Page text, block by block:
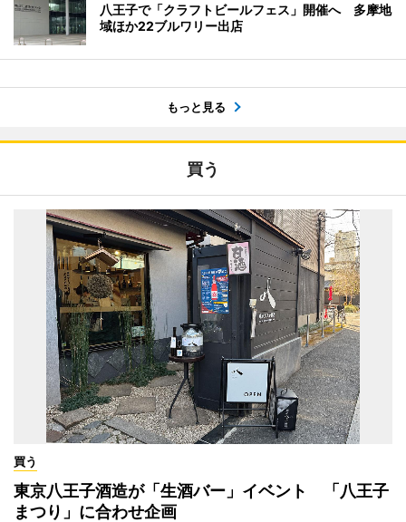
八王子で「クラフトビールフェス」開催へ 多摩地
域ほか22ブルワリー出店
もっと見る
買う
買う
東京八王子酒造が「生酒バー」イベント 「八王子
まつり」に合わせ企画